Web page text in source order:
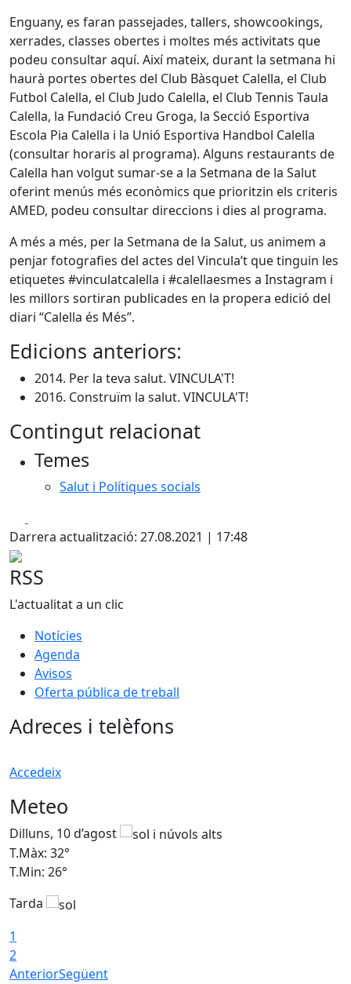
Enguany, es faran passejades, tallers, showcookings,
xerrades, classes obertes i moltes més activitats que
podeu consultar aquí. Així mateix, durant la setmana hi
haurà portes obertes del Club Bàsquet Calella, el Club
Futbol Calella, el Club Judo Calella, el Club Tennis Taula
Calella, la Fundació Creu Groga, la Secció Esportiva
Escola Pia Calella i la Unió Esportiva Handbol Calella
(consultar horaris al programa). Alguns restaurants de
Calella han volgut sumar-se a la Setmana de la Salut
oferint menús més econòmics que prioritzin els criteris
AMED, podeu consultar direccions i dies al programa.
A més a més, per la Setmana de la Salut, us animem a
penjar fotografies del actes del Vincula’t que tinguin les
etiquetes #vinculatcalella i #calellaesmes a Instagram i
les millors sortiran publicades en la propera edició del
diari “Calella és Més”.
Edicions anteriors:
2014. Per la teva salut. VINCULA'T!
2016. Construïm la salut. VINCULA'T!
Contingut relacionat
Temes
Salut i Polítiques socials
Darrera actualització: 27.08.2021 | 17:48
RSS
L'actualitat a un clic
Notícies
Agenda
Avisos
Oferta pública de treball
Adreces i telèfons
Accedeix
Meteo
Dilluns, 10 d’agost
T.Màx: 32°
T.Min: 26°
Tarda
1
2
AnteriorSegüent